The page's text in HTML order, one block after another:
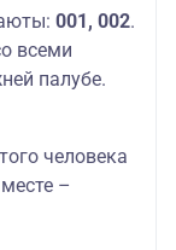
001, 002.
всеми
палубе.
человека
–